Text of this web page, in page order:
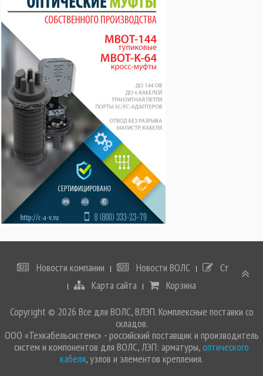
Новости компании Новости ВОЛС
Статьи
Карта сайта
Корзина
Copyright © 2026 Все для ВОЛС, ВЛЭП. Комплексные поставки со
складов.
ООО «Техкабельсистемс» - российский поставщик и производитель
систем и компонентов для ВОЛС, ЛЭП: арматуры,оптического
кабеля, узлов и элементов крепления.